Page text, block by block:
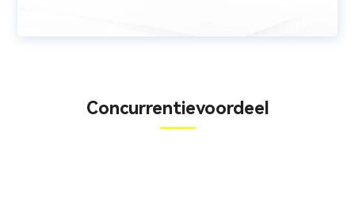
Concurrentievoordeel